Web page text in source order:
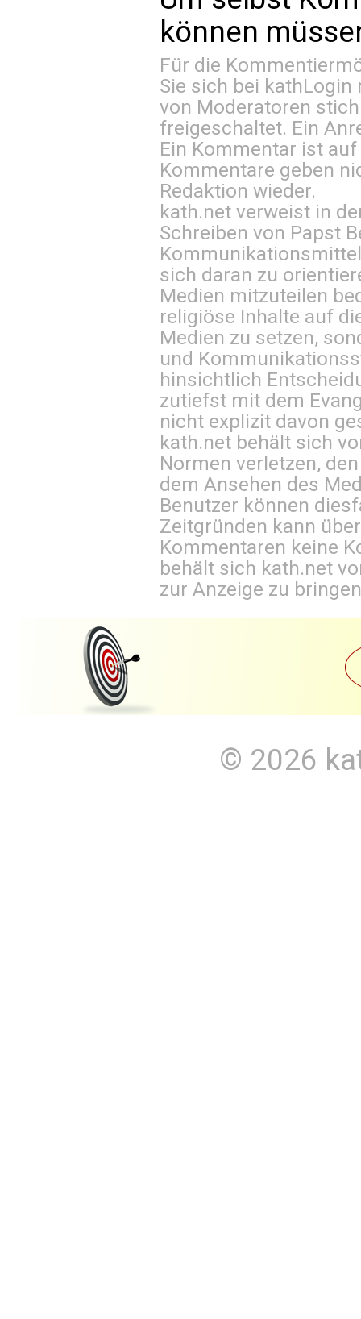
können
Für die
Sie sich bei kathLogin
von Moderatoren
freigeschaltet. Ein
Ein Kommentar ist
Kommentare geben
Redaktion wieder.
kath.net verweist in
Schreiben von Papst
sich daran zu
Medien mitzuteilen
religiöse Inhalte auf
Medien zu setzen,
und
hinsichtlich
zutiefst mit dem
nicht explizit davon
kath.net behält sich
Normen verletzen,
dem Ansehen des
Benutzer können
Zeitgründen kann
Kommentaren keine
behält sich kath.net
zur Anzeige zu
© 2026